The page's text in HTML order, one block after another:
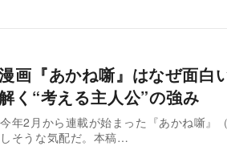
画『あかね噺』はなぜ面
く“考える主人公”の強み
年2月から連載が始まった『あかね噺』
そうな気配だ。本稿…